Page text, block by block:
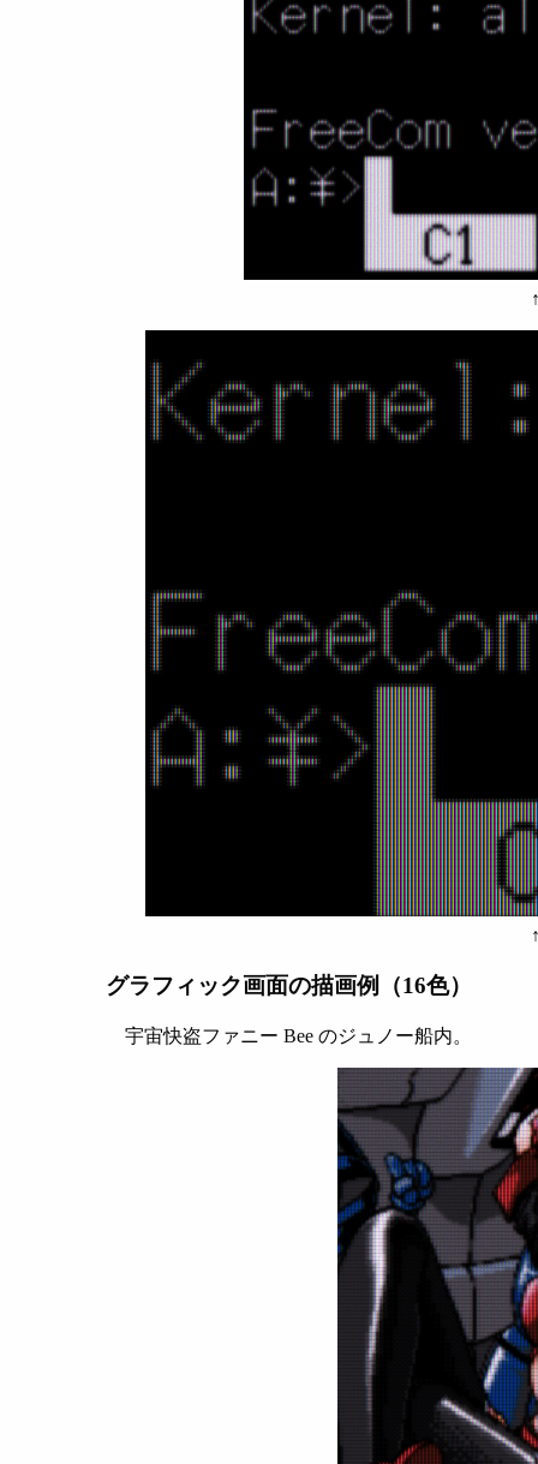
グラフィック画面の描画例（16色）
宇宙快盗ファニー Bee のジュノー船内。